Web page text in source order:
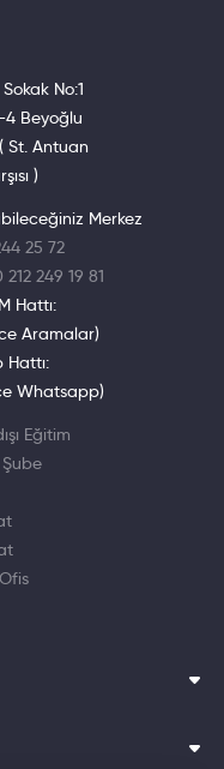
No:1
4 Beyoğlu
St. Antuan
)
Merkez
25 72
212 249 19 81
Hattı:
Aramalar)
Whatsapp)
Eğitim